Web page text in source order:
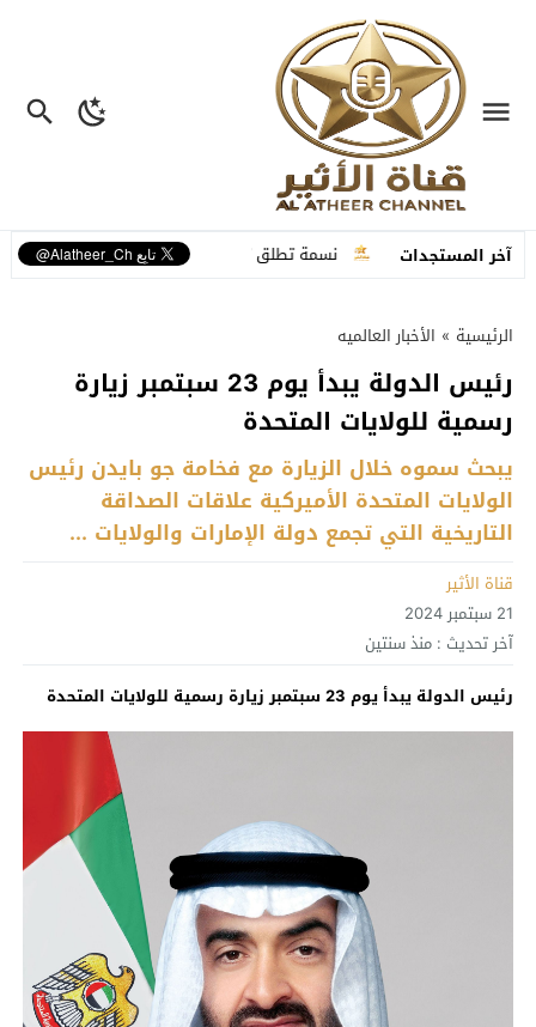
آخر المستجدات
متكاملة نسمة تطلق “ما عم بنساك”.. أغنية مصوّرة تحوّل وجع الفراق
الرئيسية » الأخبار العالميه
رئيس الدولة يبدأ يوم 23 سبتمبر زيارة
رسمية للولايات المتحدة
يبحث سموه خلال الزيارة مع فخامة جو بايدن رئيس
الولايات المتحدة الأميركية علاقات الصداقة
التاريخية التي تجمع دولة الإمارات والولايات ...
قناة الأثير
21 سبتمبر 2024
آخر تحديث : منذ سنتين
رئيس الدولة يبدأ يوم 23 سبتمبر زيارة رسمية للولايات المتحدة